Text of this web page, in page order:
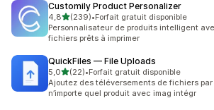
Customily Product Personalizer
4,8étoile(s) sur 5
(239)
239 avis au total
•Forfait gratuit disponible
Personnalisateur de produits intelligent
fichiers prêts à imprimer
QuickFiles — File Uploads
5,0étoile(s) sur 5
(22)
22 avis au total
•Forfait gratuit disponible
Ajoutez des téléversements de fichiers
n’importe quel produit avec imag intégr